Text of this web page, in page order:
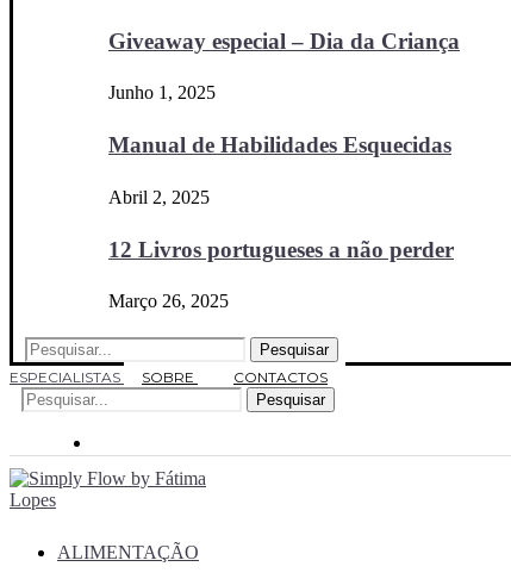
Giveaway especial – Dia da Criança
Junho 1, 2025
Manual de Habilidades Esquecidas
Abril 2, 2025
12 Livros portugueses a não perder
Março 26, 2025
Pesquisar
ESPECIALISTAS
SOBRE
CONTACTOS
Pesquisar
ALIMENTAÇÃO